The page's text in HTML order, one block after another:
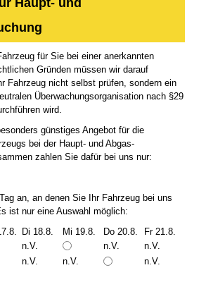
Haupt- und
für Sie bei einer anerkannten
Gründen müssen wir darauf
Fahrzeug nicht selbst prüfen, sondern ein
Überwachungsorganisation nach §29
wird.
günstiges Angebot für die
bei der Haupt- und Abgas-
zahlen Sie dafür bei uns nur:
an, an denen Sie Ihr Fahrzeug bei uns
ist nur eine Auswahl möglich:
Di 18.8. Mi 19.8. Do 20.8.
Fr 21.8.
n.V. n.V.
n.V.
n.V. n.V. n.V.